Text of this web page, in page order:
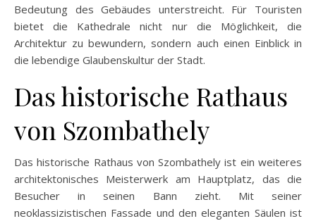
Bedeutung des Gebäudes unterstreicht. Für Touristen
bietet die Kathedrale nicht nur die Möglichkeit, die
Architektur zu bewundern, sondern auch einen Einblick in
die lebendige Glaubenskultur der Stadt.
Das historische Rathaus
von Szombathely
Das historische Rathaus von Szombathely ist ein weiteres
architektonisches Meisterwerk am Hauptplatz, das die
Besucher in seinen Bann zieht. Mit seiner
neoklassizistischen Fassade und den eleganten Säulen ist